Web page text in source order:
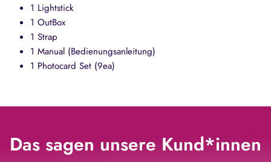
1 Lightstick
1 OutBox
1 Strap
1 Manual (Bedienungsanleitung)
1 Photocard Set (9ea)
Das sagen unsere Kund*innen